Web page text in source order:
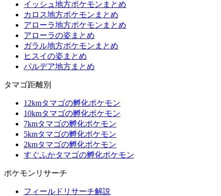
イッシュ地方ポケモンまとめ
カロス地方ポケモンまとめ
アローラ地方ポケモンまとめ
アローラの姿まとめ
ガラル地方ポケモンまとめ
ヒスイの姿まとめ
パルデア地方まとめ
タマゴ距離別
12kmタマゴの孵化ポケモン
10kmタマゴの孵化ポケモン
7kmタマゴの孵化ポケモン
5kmタマゴの孵化ポケモン
2kmタマゴの孵化ポケモン
すぐふかタマゴの孵化ポケモン
ポケモンリサーチ
フィールドリサーチ解説